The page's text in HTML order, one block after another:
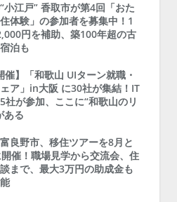
小江戸” 香取市が第4回「おた
体験」の参加者を募集中！1
円を補助、築100年超の古
泊も
催】「和歌山 UIターン就職・
ア」in大阪 に30社が集結！IT
社が参加、ここに“和歌山のリ
ある
良野市、移住ツアーを8月と
催！職場見学から交流会、住
まで、最大3万円の助成金も